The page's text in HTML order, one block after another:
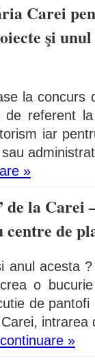
Carei
şi
la concurs
referent
iar
»
la Carei
de
anul acesta
o
de
intrarea
»